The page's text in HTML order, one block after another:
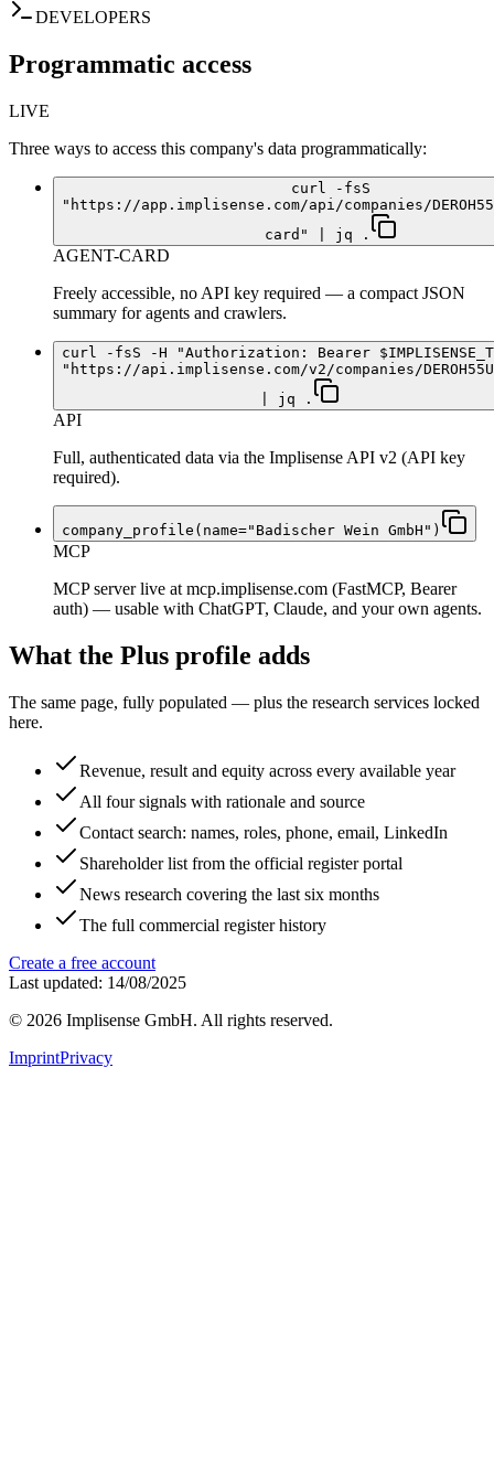
DEVELOPERS
Programmatic access
LIVE
Three ways to access this company's data programmatically:
curl -fsS
"https://app.implisense.com/api/companies/
card" | jq .
AGENT-CARD
Freely accessible, no API key required — a compact JSON
summary for agents and crawlers.
curl -fsS -H "Authorization: Bearer
"https://api.implisense.com/v2/companies/
| jq .
API
Full, authenticated data via the Implisense API v2 (API key
required).
company_profile(name="Badischer Wein GmbH")
MCP
MCP server live at mcp.implisense.com (FastMCP, Bearer
auth) — usable with ChatGPT, Claude, and your own agents.
What the Plus profile adds
The same page, fully populated — plus the research services locked
here.
Revenue, result and equity across every available year
All four signals with rationale and source
Contact search: names, roles, phone, email, LinkedIn
Shareholder list from the official register portal
News research covering the last six months
The full commercial register history
Create a free account
Last updated: 14/08/2025
© 2026 Implisense GmbH. All rights reserved.
ImprintPrivacy